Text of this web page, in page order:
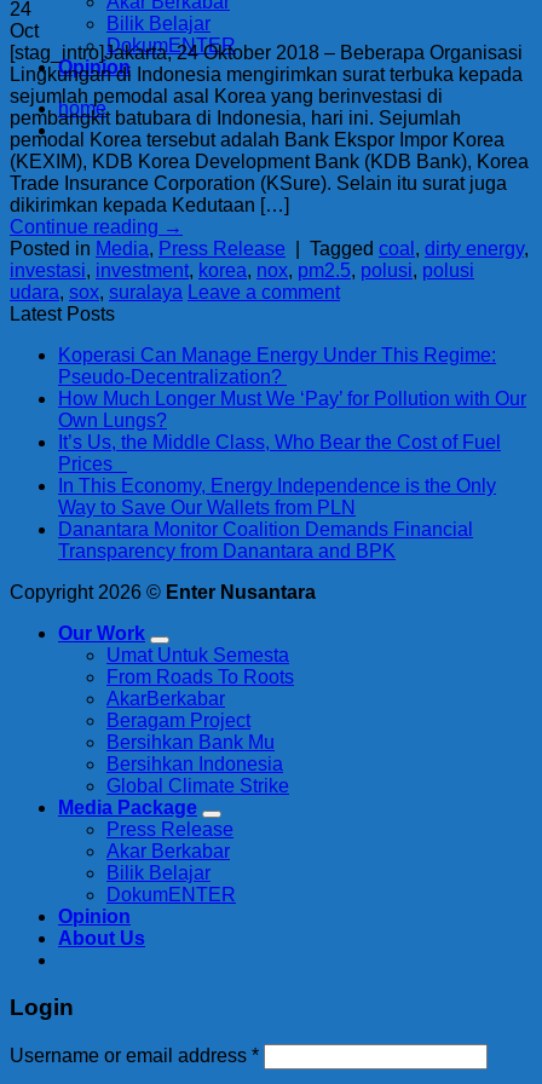
Bilik Belajar
DokumENTER
Opinion
home
24
Oct
[stag_intro]Jakarta, 24 Oktober 2018 – Beberapa Organisasi
Lingkungan di Indonesia mengirimkan surat terbuka kepada
sejumlah pemodal asal Korea yang berinvestasi di
pembangkit batubara di Indonesia, hari ini. Sejumlah
pemodal Korea tersebut adalah Bank Ekspor Impor Korea
(KEXIM), KDB Korea Development Bank (KDB Bank), Korea
Trade Insurance Corporation (KSure). Selain itu surat juga
dikirimkan kepada Kedutaan […]
Continue reading →
Posted in Media, Press Release Tagged coal , dirty energy,
investasi, investment, korea, nox, pm2.5, polusi, polusi
udara, sox, suralaya Leave a comment
Latest Posts
Koperasi Can Manage Energy Under This Regime:
Pseudo-Decentralization?
How Much Longer Must We ‘Pay’ for Pollution with Our
Own Lungs?
It’s Us, the Middle Class, Who Bear the Cost of Fuel
Prices
In This Economy, Energy Independence is the Only
Way to Save Our Wallets from PLN
Danantara Monitor Coalition Demands Financial
Transparency from Danantara and BPK
Copyright 2026 © Enter Nusantara
Our Work
Umat Untuk Semesta
From Roads To Roots
AkarBerkabar
Beragam Project
Bersihkan Bank Mu
Bersihkan Indonesia
Global Climate Strike
Media Package
Press Release
Akar Berkabar
Bilik Belajar
DokumENTER
Opinion
About Us
Login
Username or email address *Required